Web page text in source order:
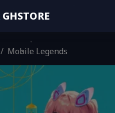
GHSTORE
/ Mobile Legends